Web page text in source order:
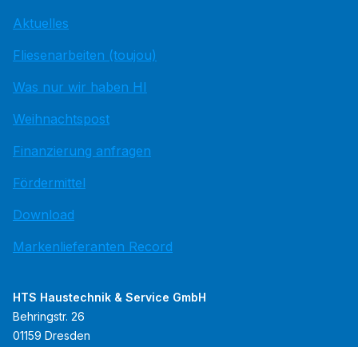
Aktuelles
Fliesenarbeiten (toujou)
Was nur wir haben HI
Weihnachtspost
Finanzierung anfragen
Fördermittel
Download
Markenlieferanten Record
HTS Haustechnik & Service GmbH
Behringstr. 26
01159 Dresden